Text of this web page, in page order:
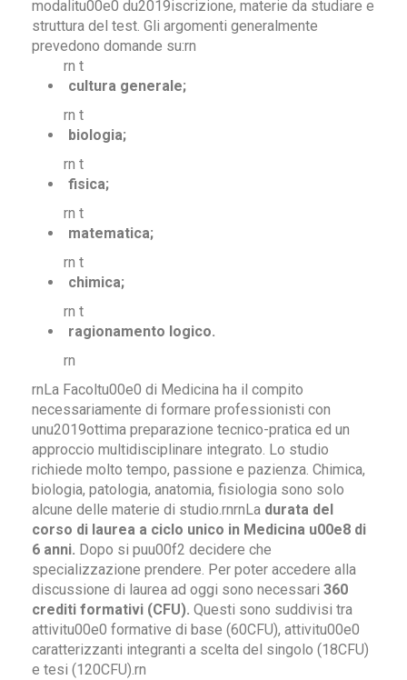
modalitu00e0 du2019iscrizione, materie da studiare e
struttura del test. Gli argomenti generalmente
prevedono domande su:rn
rn t
cultura generale;
rn t
biologia;
rn t
fisica;
rn t
matematica;
rn t
chimica;
rn t
ragionamento logico.
rn
rnLa Facoltu00e0 di Medicina ha il compito
necessariamente di formare professionisti con
unu2019ottima preparazione tecnico-pratica ed un
approccio multidisciplinare integrato. Lo studio
richiede molto tempo, passione e pazienza. Chimica,
biologia, patologia, anatomia, fisiologia sono solo
alcune delle materie di studio.rnrnLa durata del
corso di laurea a ciclo unico in Medicina u00e8 di
6 anni. Dopo si puu00f2 decidere che
specializzazione prendere. Per poter accedere alla
discussione di laurea ad oggi sono necessari 360
crediti formativi (CFU). Questi sono suddivisi tra
attivitu00e0 formative di base (60CFU), attivitu00e0
caratterizzanti integranti a scelta del singolo (18CFU)
e tesi (120CFU).rn